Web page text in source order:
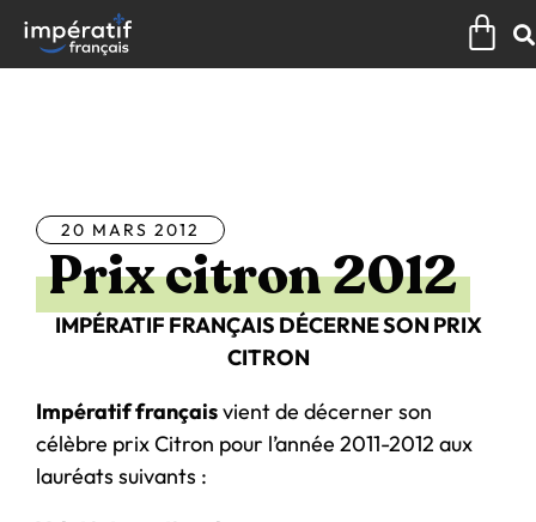
contenu
20 MARS 2012
Prix citron 2012
IMPÉRATIF FRANÇAIS DÉCERNE SON PRIX
CITRON
Impératif françaisvient de décerner son
célèbre prix Citron pour l’année 2011-2012 aux
lauréats suivants :